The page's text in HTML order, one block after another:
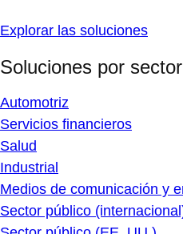
Explorar las soluciones
Soluciones por sector
Automotriz
Servicios financieros
Salud
Industrial
Medios de comunicación y
Sector público